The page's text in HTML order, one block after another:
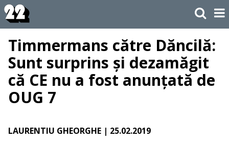
Timmermans către Dăncilă:
Sunt surprins și dezamăgit
că CE nu a fost anunțată de
OUG 7
LAURENTIU GHEORGHE | 25.02.2019